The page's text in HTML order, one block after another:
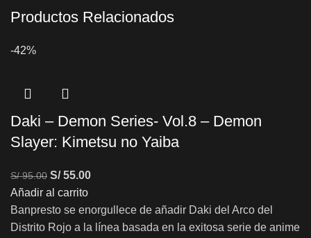
Productos Relacionados
-42%
Daki – Demon Series- Vol.8 – Demon
Slayer: Kimetsu no Yaiba
S/95.00 S/55.00
Añadir al carrito
Banpresto se enorgullece de añadir Daki del Arco del
Distrito Rojo a la línea basada en la exitosa serie de anime